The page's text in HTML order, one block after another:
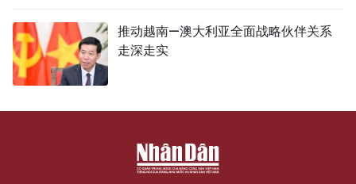
推动越南—澳大利亚全面战略伙伴关系
走深走实